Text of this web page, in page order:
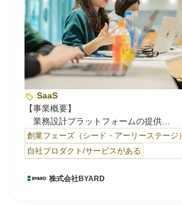
SaaS
【事業概要】
業務設計プラットフォームの提供
【プロダクト概要】
■BYARD: https://byard.io/
業務プロセスを構築し、進捗管理から
設計プラットフォーム「BYARD(バイア
創業フェーズ（シード・アーリーステージ）
自社プロダクト/サービスがある
株式会社BYARD